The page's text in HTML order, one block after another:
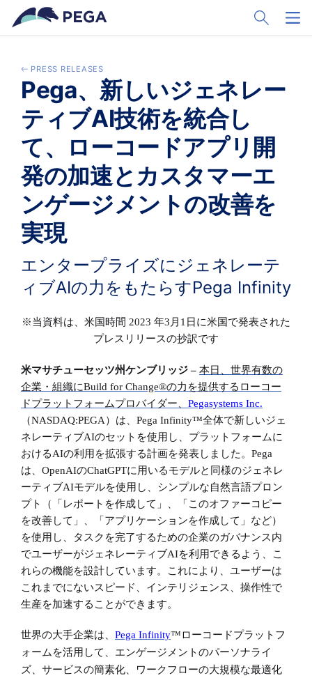
Skip to main content
Toggle
PRESS RELEASES
Pega、新しいジェネレー
ティブAI技術を統合し
て、ローコードアプリ開
発の加速とカスタマーエ
ンゲージメントの改善を
実現
エンタープライズにジェネレーテ
ィブAIの力をもたらすPega Infinity
※当資料は、米国時間 2023 年3月1日に米国で発表された
プレスリリースの抄訳です
米マサチューセッツ州ケンブリッジ– 本日、世界有数の
企業・組織にBuild for Change®の力を提供するローコー
ドプラットフォームプロバイダー、 Pegasystems Inc.
（NASDAQ:PEGA）は、Pega Infinity™全体で新しいジェ
ネレーティブAIのセットを使用し、プラットフォームに
おけるAIの利用を拡張する計画を発表しました。Pega
は、OpenAIのChatGPTに用いるモデルと同様のジェネレ
ーティブAIモデルを使用し、シンプルな自然言語プロン
プト（「レポートを作成して」、「このオファーコピー
を改善して」、「アプリケーションを作成して」など）
を使用し、タスクを完了するための企業のガバナンス内
でユーザーがジェネレーティブAIを利用できるよう、こ
れらの機能を設計しています。これにより、ユーザーは
これまでにないスピード、インテリジェンス、操作性で
生産を加速することができます。
世界の大手企業は、 Pega Infinity™ローコードプラットフ
ォームを活用して、エンゲージメントのパーソナライ
ズ、サービスの簡素化、ワークフローの大規模な最適化